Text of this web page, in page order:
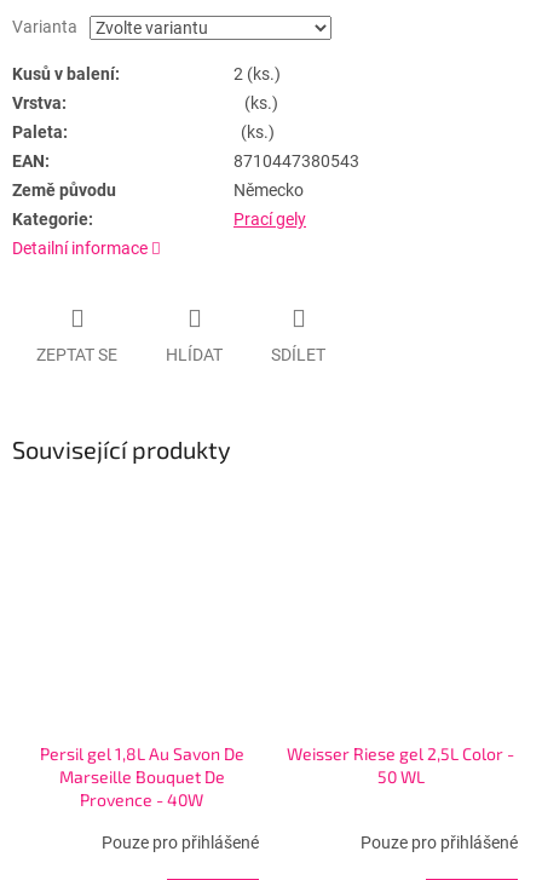
Varianta
Kusů v balení:
2 (ks.)
Vrstva:
(ks.)
Paleta:
(ks.)
EAN:
8710447380543
Země původu
Německo
Kategorie:
Prací gely
Detailní informace
ZEPTAT SE HLÍDAT SDÍLET
Související produkty
Persil gel 1,8L Au Savon De
Marseille Bouquet De
Provence - 40W
Pouze pro přihlášené
Weisser Riese gel 2,5L Color -
50 WL
Pouze pro přihlášené